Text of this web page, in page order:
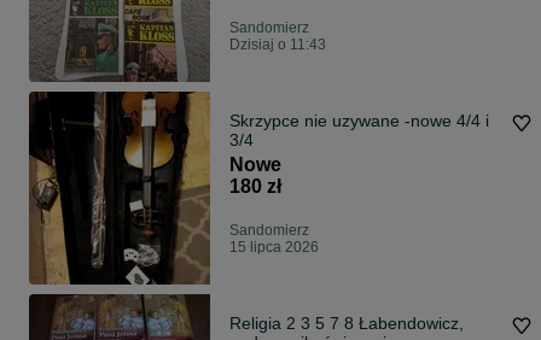
Sandomierz
Dzisiaj o 11:43
Skrzypce nie uzywane -nowe 4/4 i
3/4
Nowe
180 zł
Sandomierz
15 lipca 2026
Religia 2 3 5 7 8 Łabendowicz,